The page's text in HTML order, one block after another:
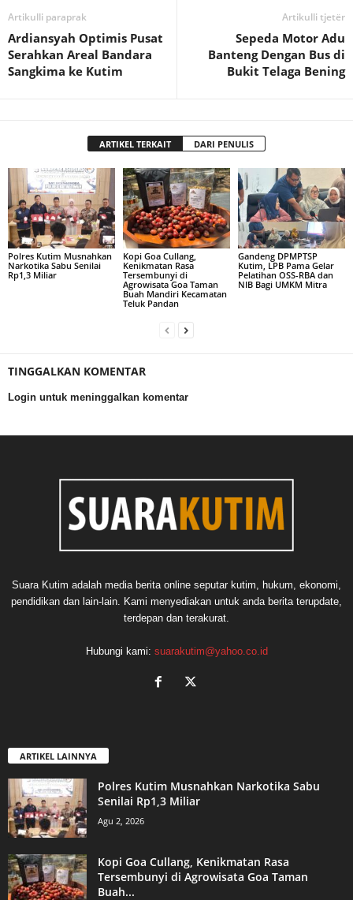
Artikulli paraprak
Ardiansyah Optimis Pusat
Serahkan Areal Bandara
Sangkima ke Kutim
Artikulli tjetër
Sepeda Motor Adu
Banteng Dengan Bus di
Bukit Telaga Bening
ARTIKEL TERKAIT DARI PENULIS
Polres Kutim Musnahkan
Narkotika Sabu Senilai
Rp1,3 Miliar
Kopi Goa Cullang,
Kenikmatan Rasa
Tersembunyi di
Agrowisata Goa Taman
Buah Mandiri Kecamatan
Teluk Pandan
Gandeng DPMPTSP
Kutim, LPB Pama Gelar
Pelatihan OSS-RBA dan
NIB Bagi UMKM Mitra
TINGGALKAN KOMENTAR
Login untuk meninggalkan komentar
Suara Kutim adalah media berita online seputar kutim, hukum, ekonomi,
pendidikan dan lain-lain. Kami menyediakan untuk anda berita terupdate,
terdepan dan terakurat.
Hubungi kami: suarakutim@yahoo.co.id
ARTIKEL LAINNYA
Polres Kutim Musnahkan Narkotika Sabu
Senilai Rp1,3 Miliar
Agu 2, 2026
Kopi Goa Cullang, Kenikmatan Rasa
Tersembunyi di Agrowisata Goa Taman
Buah...